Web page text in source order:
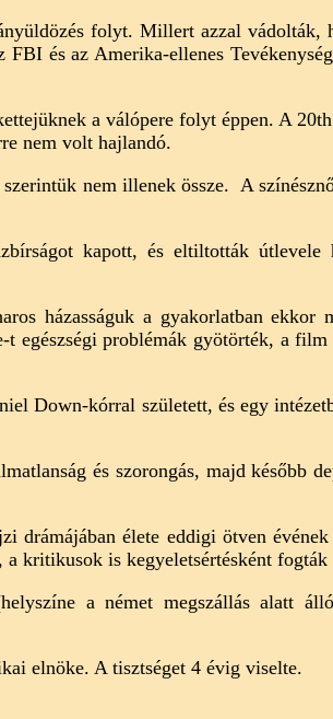
folyt. Millert azzal vádolták,
és az Amerika-ellenes
a válópere folyt éppen. A
nem volt hajlandó.
nem illenek össze. A
kapott, és eltiltották útlevele
házasságuk a gyakorlatban ekkor
egészségi problémák gyötörték, a
Down-kórral született, és egy
és szorongás, majd később
drámájában élete eddigi ötven
a kritikusok is kegyeletsértésként
a német megszállás alatt
elnöke. A tisztséget 4 évig viselte.